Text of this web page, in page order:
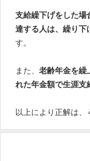
支給繰下げをした場
達する人は、繰り下
す。
また、 老齢年金を繰
れた年金額で生涯支
以上により正解は